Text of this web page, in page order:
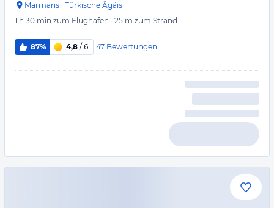
Marmaris · Türkische Ägäis
1 h 30 min zum Flughafen · 25 m zum Strand
87% 4,8 / 6 47 Bewertungen